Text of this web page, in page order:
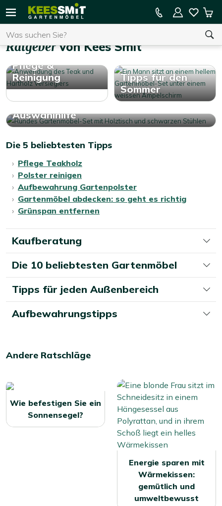
Sie haben keine Artikel in Ihrem Warenkorb.
15 % Kassenrabatt auf die gesamte Kollektion
Ratgebervon Kees Smit
Pflege &
Reinigung
Tipps für den
Sommer
Auswahlhilfe
Die 5 beliebtesten Tipps
Pflege Teakholz
Polster reinigen
Aufbewahrung Gartenpolster
Gartenmöbel abdecken: so geht es richtig
Grünspan entfernen
Kaufberatung
Die 10 beliebtesten Gartenmöbel
Tipps für jeden Außenbereich
Aufbewahrungstipps
Andere Ratschläge
Wie befestigen Sie ein
Sonnensegel?
Energie sparen mit
Wärmekissen:
gemütlich und
umweltbewusst